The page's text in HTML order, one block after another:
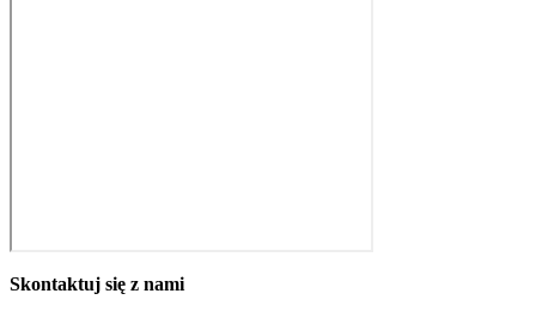
Skontaktuj się z nami